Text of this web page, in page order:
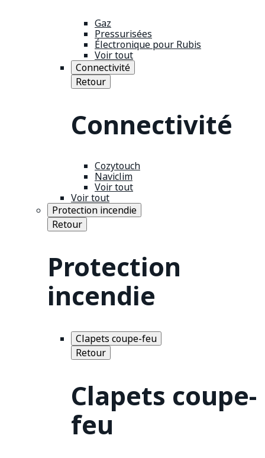
Gaz
Pressurisées
Électronique pour Rubis
Voir tout
Connectivité
Retour
Connectivité
Cozytouch
Naviclim
Voir tout
Voir tout
Protection incendie
Retour
Protection
incendie
Clapets coupe-feu
Retour
Clapets coupe-
feu